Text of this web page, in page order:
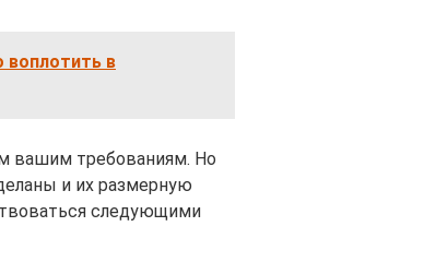
воплотить в
вашим требованиям. Но
и их размерную
следующими